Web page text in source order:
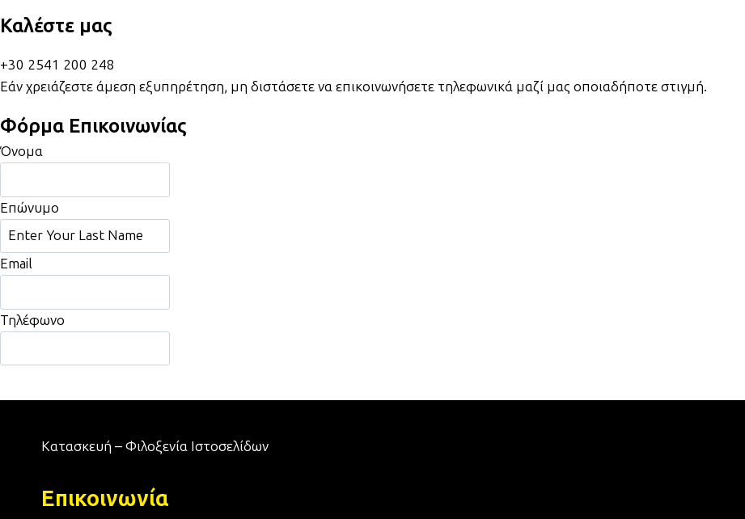
Καλέστε μας
+30 2541 200 248
Εάν χρειάζεστε άμεση εξυπηρέτηση, μη διστάσετε να επικοινωνήσετε τηλεφωνικά μαζί μας οποιαδήποτε στιγμή.
Φόρμα Επικοινωνίας
Όνομα
Επώνυμο
Email
Τηλέφωνο
Κατασκευή – Φιλοξενία Ιστοσελίδων
Επικοινωνία